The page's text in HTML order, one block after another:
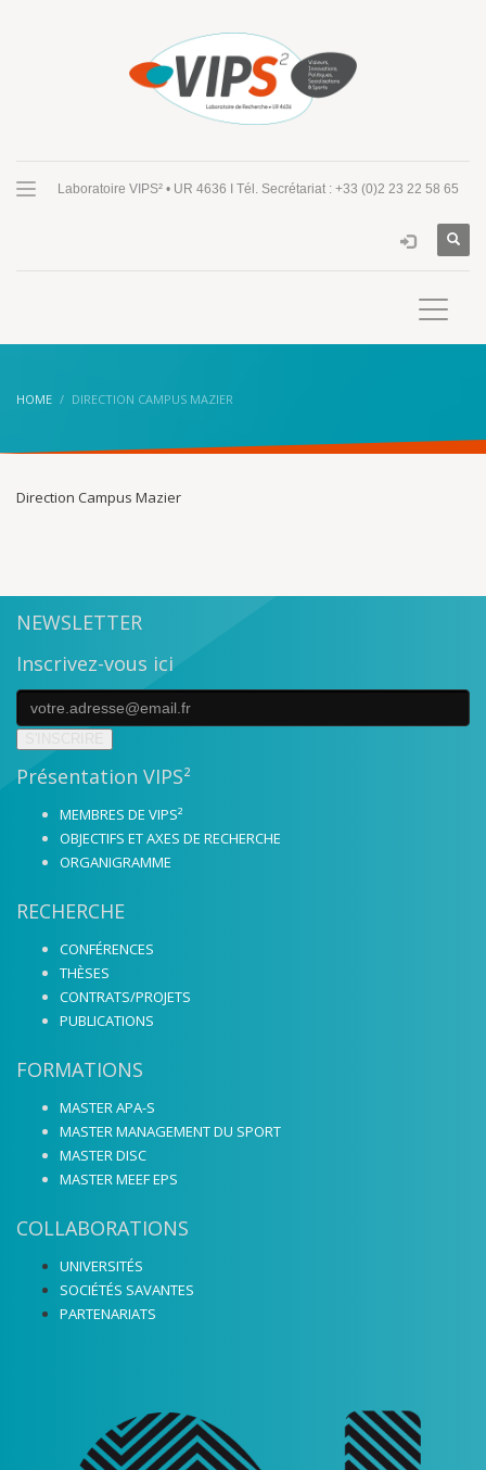
Laboratoire VIPS² • UR 4636 I Tél. Secrétariat : +33 (0)2 23 22 58 65
HOME DIRECTION CAMPUS MAZIER
Direction Campus Mazier
NEWSLETTER
Inscrivez-vous ici
Présentation VIPS²
MEMBRES DE VIPS²
OBJECTIFS ET AXES DE RECHERCHE
ORGANIGRAMME
RECHERCHE
CONFÉRENCES
THÈSES
CONTRATS/PROJETS
PUBLICATIONS
FORMATIONS
MASTER APA-S
MASTER MANAGEMENT DU SPORT
MASTER DISC
MASTER MEEF EPS
COLLABORATIONS
UNIVERSITÉS
SOCIÉTÉS SAVANTES
PARTENARIATS